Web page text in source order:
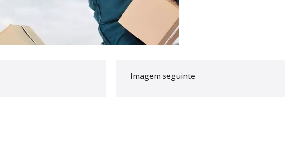
Imagem seguinte